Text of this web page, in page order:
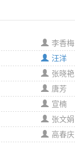
李香梅
汪洋
张晓艳
唐芳
宣楠
张文娟
高春庆